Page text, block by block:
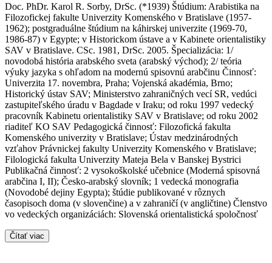
Doc. PhDr. Karol R. Sorby, DrSc. (*1939) Štúdium: Arabistika na
Filozofickej fakulte Univerzity Komenského v Bratislave (1957-
1962); postgraduálne štúdium na káhirskej univerzite (1969-70,
1986-87) v Egypte; v Historickom ústave a v Kabinete orientalistiky
SAV v Bratislave. CSc. 1981, DrSc. 2005. Špecializácia: 1/
novodobá história arabského sveta (arabský východ); 2/ teória
výuky jazyka s ohľadom na modernú spisovnú arabčinu Činnosť:
Univerzita 17. novembra, Praha; Vojenská akadémia, Brno;
Historický ústav SAV; Ministerstvo zahraničných vecí SR, vedúci
zastupiteľského úradu v Bagdade v Iraku; od roku 1997 vedecký
pracovník Kabinetu orientalistiky SAV v Bratislave; od roku 2002
riaditeľ KO SAV Pedagogická činnosť: Filozofická fakulta
Komenského univerzity v Bratislave; Ústav medzinárodných
vzťahov Právnickej fakulty Univerzity Komenského v Bratislave;
Filologická fakulta Univerzity Mateja Bela v Banskej Bystrici
Publikačná činnosť: 2 vysokoškolské učebnice (Moderná spisovná
arabčina I, II); Česko-arabský slovník; 1 vedecká monografia
(Novodobé dejiny Egypta); štúdie publikované v rôznych
časopisoch doma (v slovenčine) a v zahraničí (v angličtine) Členstvo
vo vedeckých organizáciách: Slovenská orientalistická spoločnosť
Čítať viac